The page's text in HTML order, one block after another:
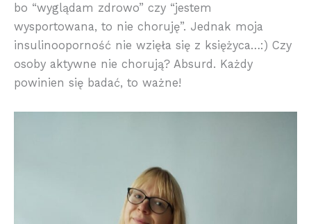
bo “wyglądam zdrowo” czy “jestem
wysportowana, to nie choruję”. Jednak moja
insulinooporność nie wzięła się z księżyca…:) Czy
osoby aktywne nie chorują? Absurd. Każdy
powinien się badać, to ważne!